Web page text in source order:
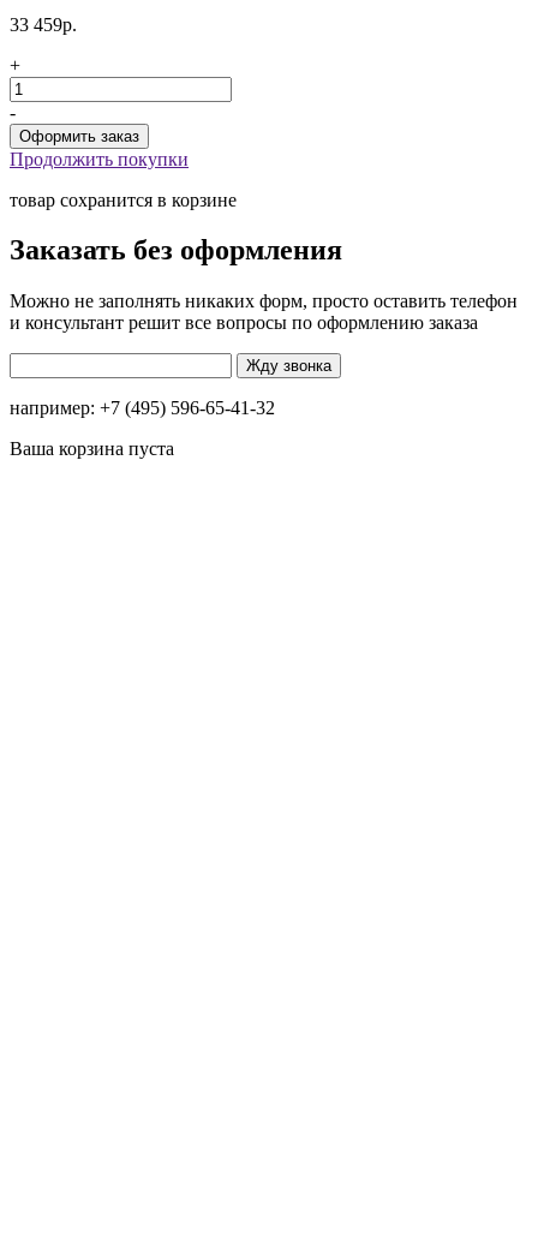
33 459р.
+
-
Продолжить покупки
товар сохранится в корзине
Заказать без оформления
Можно не заполнять никаких форм, просто оставить телефон
и консультант решит все вопросы по оформлению заказа
например: +7 (495) 596-65-41-32
Ваша корзина пуста